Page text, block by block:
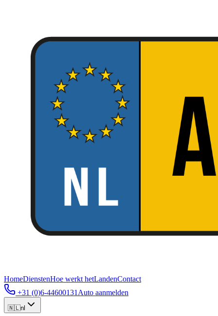
HomeDienstenHoe werkt hetLandenContact
+31 (0)6-44600131 Auto aanmelden
🇳🇱nl